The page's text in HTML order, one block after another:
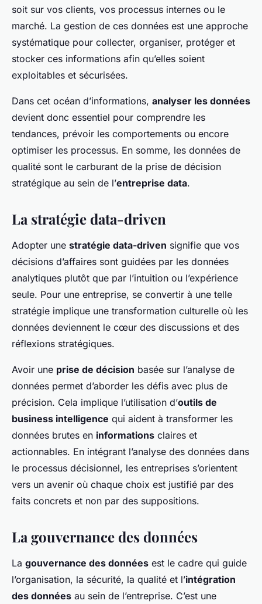
soit sur vos clients, vos processus internes ou le
marché. La gestion de ces données est une approche
systématique pour collecter, organiser, protéger et
stocker ces informations afin qu’elles soient
exploitables et sécurisées.
Dans cet océan d’informations, analyser les données
devient donc essentiel pour comprendre les
tendances, prévoir les comportements ou encore
optimiser les processus. En somme, les données de
qualité sont le carburant de la prise de décision
stratégique au sein de l’entreprise data.
La stratégie data-driven
Adopter une stratégie data-driven signifie que vos
décisions d’affaires sont guidées par les données
analytiques plutôt que par l’intuition ou l’expérience
seule. Pour une entreprise, se convertir à une telle
stratégie implique une transformation culturelle où les
données deviennent le cœur des discussions et des
réflexions stratégiques.
Avoir une prise de décision basée sur l’analyse de
données permet d’aborder les défis avec plus de
précision. Cela implique l’utilisation d’outils de
business intelligence qui aident à transformer les
données brutes en informations claires et
actionnables. En intégrant l’analyse des données dans
le processus décisionnel, les entreprises s’orientent
vers un avenir où chaque choix est justifié par des
faits concrets et non par des suppositions.
La gouvernance des données
La gouvernance des données est le cadre qui guide
l’organisation, la sécurité, la qualité et l’intégration
des données au sein de l’entreprise. C’est une